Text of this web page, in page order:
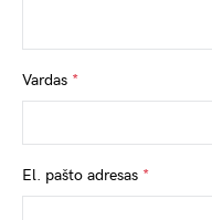
Vardas *
El. pašto adresas *